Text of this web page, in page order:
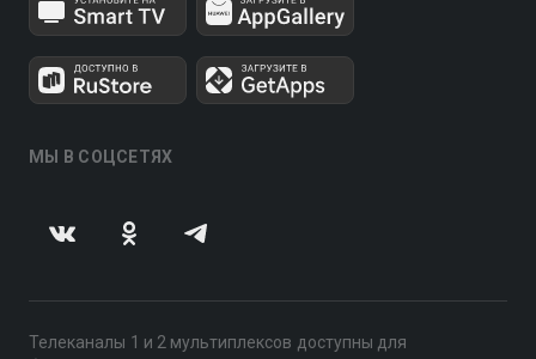
МЫ В СОЦСЕТЯХ
Телеканалы 1 и 2 мультиплексов доступны для